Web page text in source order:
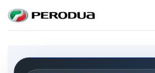
content